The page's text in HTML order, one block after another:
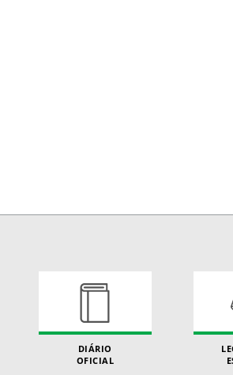
DIÁRIO
OFICIAL